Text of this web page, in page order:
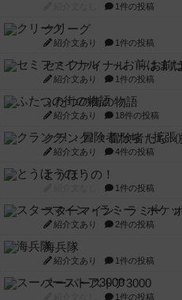
1件の投稿
クリーグ
紹介文あり 1件の投稿
セミファイナル ～お前
紹介文あり 1件の投稿
ふたつの街の物語
紹介文あり 18件の投稿
クランク! ：冒険者たち（
紹介文あり 4件の投稿
とうほうの！
1件の投稿
スターマイン・ラミー
紹介文あり 2件の投稿
海兵隊
紹介文あり 1件の投稿
スーパーストア3000
1件の投稿